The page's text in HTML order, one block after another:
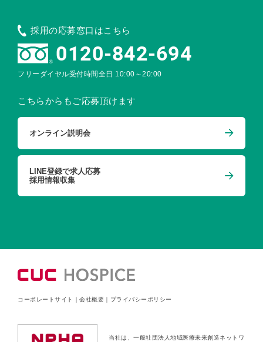
採用の応募窓口はこちら
0120-842-694
フリーダイヤル受付時間全日 10:00～20:00
こちらからもご応募頂けます
オンライン説明会
LINE登録で求人応募
採用情報収集
コーポレートサイト ｜ 会社概要 ｜ プライバシーポリシー
当社は、一般社団法人地域医療未来創造ネットワ